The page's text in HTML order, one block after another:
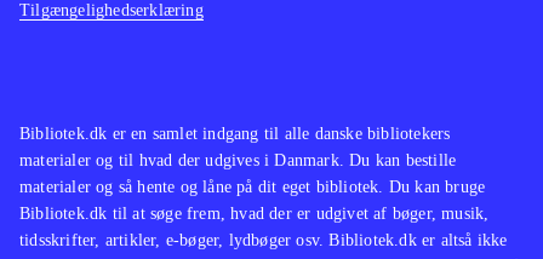
Bibliotek.dk er en samlet indgang til alle danske bibliotekers
materialer og til hvad der udgives i Danmark. Du kan bestille
materialer og så hente og låne på dit eget bibliotek. Du kan bruge
Bibliotek.dk til at søge frem, hvad der er udgivet af bøger, musik,
tidsskrifter, artikler, e-bøger, lydbøger osv. Bibliotek.dk er altså ikke
Tilgængelighedserklæring